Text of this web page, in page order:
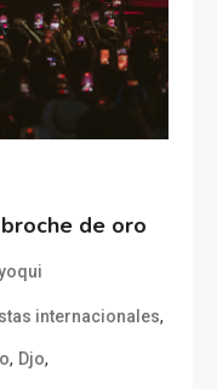
de oro
internacionales,
, Djo,